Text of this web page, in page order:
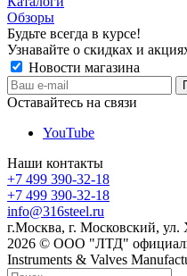
Обзоры
Будьте всегда в курсе!
Узнавайте о скидках и
Новости магазина
Оставайтесь на связи
YouTube
Наши контакты
+7 499 390-32-18
+7 499 390-32-18
info@316steel.ru
г.Москва, г. Московский, ул.
2026 © ООО "ЛТД"
Instruments & Valves